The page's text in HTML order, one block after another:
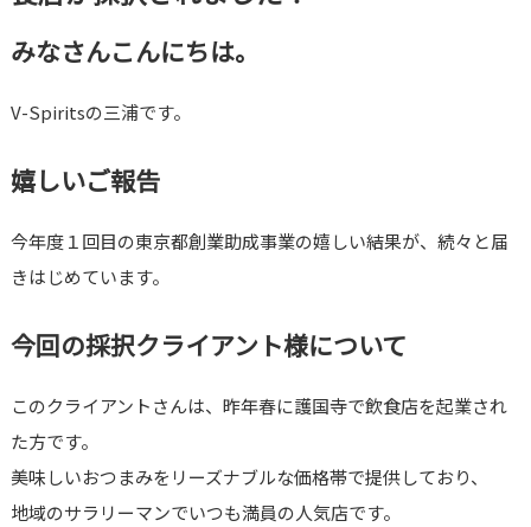
みなさんこんにちは。
V-Spiritsの三浦です。
嬉しいご報告
今年度１回目の東京都創業助成事業の嬉しい結果が、続々と届
きはじめています。
今回の採択クライアント様について
このクライアントさんは、昨年春に護国寺で飲食店を起業され
た方です。
美味しいおつまみをリーズナブルな価格帯で提供しており、
地域のサラリーマンでいつも満員の人気店です。